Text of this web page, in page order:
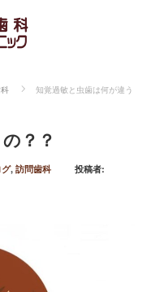
知覚過敏と虫歯は何が違う
？？
, 訪問歯科
投稿者: